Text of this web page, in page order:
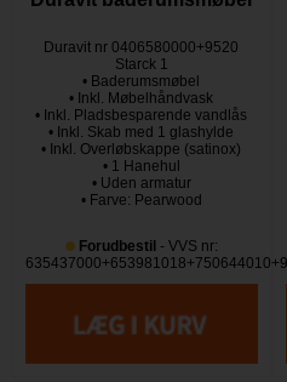
Duravit nr 0406580000+9520
Starck 1
• Baderumsmøbel
• Inkl. Møbelhåndvask
• Inkl. Pladsbesparende vandlås
• Inkl. Skab med 1 glashylde
• Inkl. Overløbskappe (satinox)
• 1 Hanehul
• Uden armatur
• Farve: Pearwood
Forudbestil - VVS nr: